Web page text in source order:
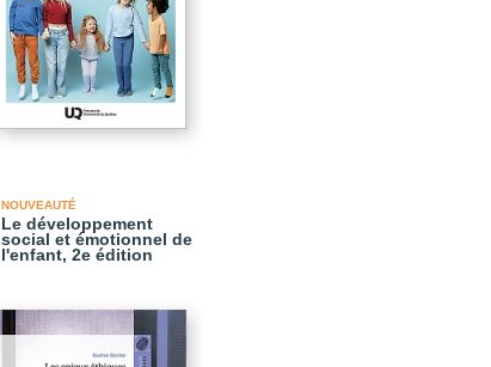
NOUVEAUTÉ
Le développement
social et émotionnel de
l'enfant, 2e édition